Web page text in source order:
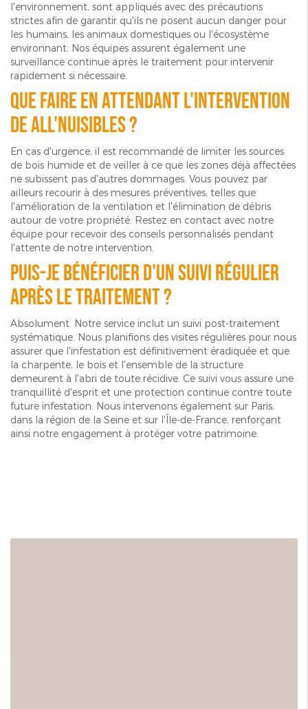
l'environnement, sont appliqués avec des précautions
strictes afin de garantir qu'ils ne posent aucun danger pour
les humains, les animaux domestiques ou l'écosystème
environnant. Nos équipes assurent également une
surveillance continue après le traitement pour intervenir
rapidement si nécessaire.
Que faire en attendant l'intervention
de ALL'NUISIBLES ?
En cas d'urgence, il est recommandé de limiter les sources
de bois humide et de veiller à ce que les zones déjà affectées
ne subissent pas d'autres dommages. Vous pouvez par
ailleurs recourir à des mesures préventives, telles que
l'amélioration de la ventilation et l'élimination de débris
autour de votre propriété. Restez en contact avec notre
équipe pour recevoir des conseils personnalisés pendant
l'attente de notre intervention.
Puis-je bénéficier d'un suivi régulier
après le traitement ?
Absolument. Notre service inclut un suivi post-traitement
systématique. Nous planifions des visites régulières pour nous
assurer que l'infestation est définitivement éradiquée et que
la charpente, le bois et l'ensemble de la structure
demeurent à l'abri de toute récidive. Ce suivi vous assure une
tranquillité d'esprit et une protection continue contre toute
future infestation. Nous intervenons également sur Paris,
dans la région de la Seine et sur l'Île-de-France, renforçant
ainsi notre engagement à protéger votre patrimoine.